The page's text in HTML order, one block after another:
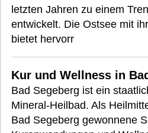
letzten Jahren zu einem
entwickelt. Die Ostsee mit
bietet hervorr
Kur und Wellness in
Bad Segeberg ist ein
Mineral-Heilbad. Als
Bad Segeberg gewonnene